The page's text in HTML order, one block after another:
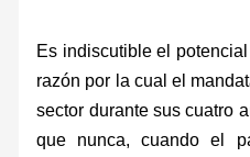
Es indiscutible el
razón por la cual el
sector durante sus cuatro
que nunca, cuando el